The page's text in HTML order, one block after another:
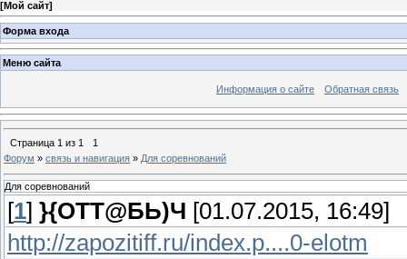
[Мой сайт]
Форма входа
Меню сайта
Информация о сайте Обратная связь
Страница 1 из 1
1
Форум » связь и навигация » Для соревнований
Для соревнований
[1] }{ОТТ@БЬ)Ч [01.07.2015, 16:49]
http://zapozitiff.ru/index.p....0-elotm